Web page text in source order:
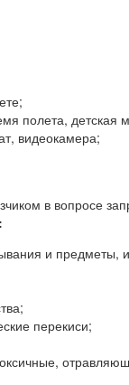
полета, детская
видеокамера;
в вопросе
и предметы,
перекиси;